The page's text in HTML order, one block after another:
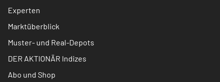
Experten
Marktüberblick
Muster- und Real-Depots
DER AKTIONÄR Indizes
Abo und Shop